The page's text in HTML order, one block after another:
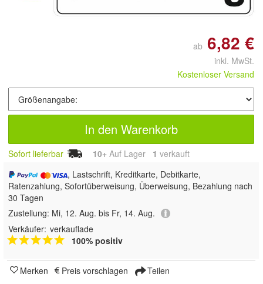
ab 6,82 €
inkl. MwSt.
Kostenloser Versand
In den Warenkorb
Sofort lieferbar 10+ Auf Lager 1 verkauft
, Lastschrift, Kreditkarte, Debitkarte,
Ratenzahlung, Sofortüberweisung, Überweisung, Bezahlung nach
30 Tagen
Zustellung: Mi, 12. Aug. bis Fr, 14. Aug.
Verkäufer: verkauflade
100% positiv
Merken Preis vorschlagen Teilen